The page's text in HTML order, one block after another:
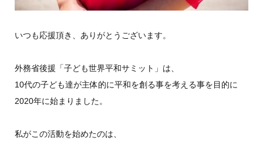
いつも応援頂き、ありがとうございます。
外務省後援「子ども世界平和サミット」は、
10代の子ども達が主体的に平和を創る事を考える事を目的に
2020年に始まりました。
私がこの活動を始めたのは、